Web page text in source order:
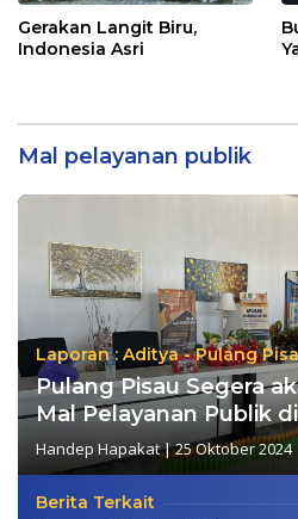
Gerakan Langit Biru,
Indonesia Asri
Mal pelayanan publik
Laporan : Aditya - Pulang
Pulang Pisau Segera
Mal Pelayanan Publik
Handep Hapakat|25 Oktober 2024
Berita Terkait